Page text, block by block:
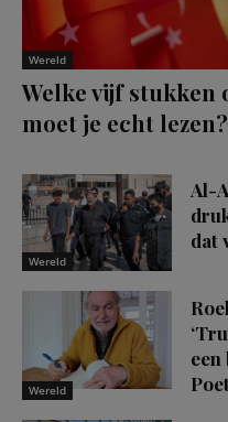
Wereld
Welke vijf stukken
moet je echt lezen?
Wereld
Al-
dat
Wereld